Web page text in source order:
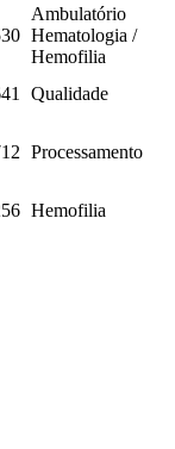
Ambulatório
Hematologia /
Hemofilia
Qualidade
Processamento
Hemofilia